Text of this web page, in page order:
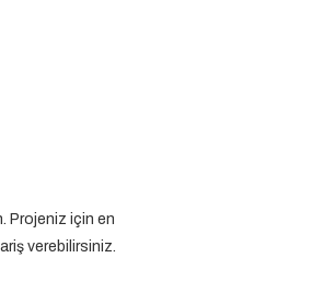
Projeniz için en
verebilirsiniz.